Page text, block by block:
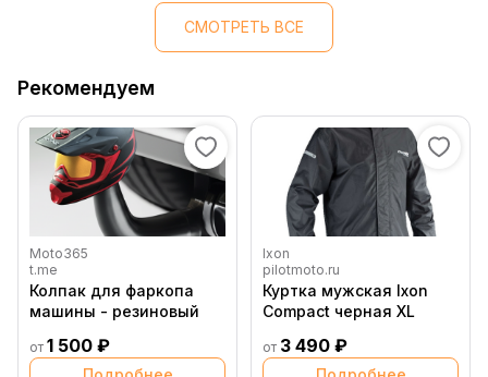
СМОТРЕТЬ ВСЕ
Рекомендуем
Moto365
t.me
Колпак для фаркопа
машины - резиновый
от 1 500 ₽
Ixon
pilotmoto.ru
Куртка мужская Ixon
Compact черная XL
от 3 490 ₽